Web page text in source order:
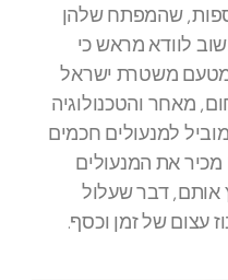
שהמפתח שלהן
לוודא מראש כי
מטעם משטרת ישראל
מאחר והטכנולוגיה
למנעולים חכמים
מכיר את המנעולים
אותם, דבר שעלול
עצום של זמן וכסף.